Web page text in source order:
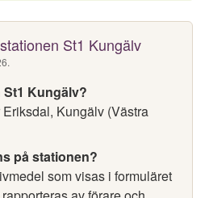
St1 Kungälv
Kungälv?
Kungälv (Västra
på stationen?
som visas i formuläret